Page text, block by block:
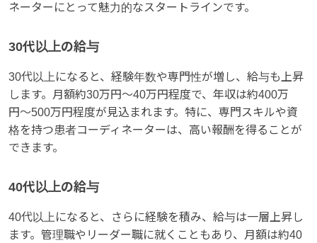
ネーターにとって魅力的なスタートラインです。
30代以上の給与
30代以上になると、経験年数や専門性が増し、給与も上昇
します。月額約30万円〜40万円程度で、年収は約400万
円〜500万円程度が見込まれます。特に、専門スキルや資
格を持つ患者コーディネーターは、高い報酬を得ることが
できます。
40代以上の給与
40代以上になると、さらに経験を積み、給与は一層上昇し
ます。管理職やリーダー職に就くこともあり、月額は約40